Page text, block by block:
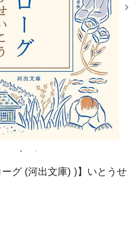
ーグ (河出文庫) )】いとうせ